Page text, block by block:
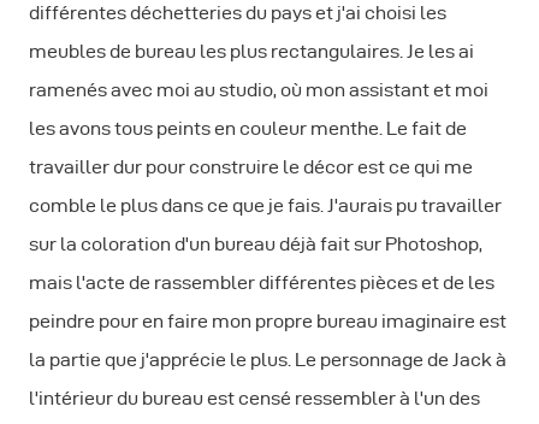
différentes déchetteries du pays et j'ai choisi les
meubles de bureau les plus rectangulaires. Je les ai
ramenés avec moi au studio, où mon assistant et moi
les avons tous peints en couleur menthe. Le fait de
travailler dur pour construire le décor est ce qui me
comble le plus dans ce que je fais. J'aurais pu travailler
sur la coloration d'un bureau déjà fait sur Photoshop,
mais l'acte de rassembler différentes pièces et de les
peindre pour en faire mon propre bureau imaginaire est
la partie que j'apprécie le plus. Le personnage de Jack à
l'intérieur du bureau est censé ressembler à l'un des